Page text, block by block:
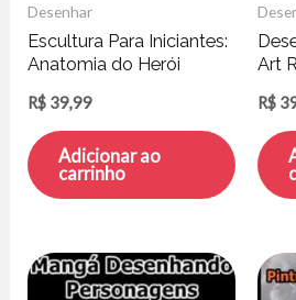
Desenhar
Escultura Para Iniciantes:
Anatomia do Herói
Claytrix
R$ 39,99
Adicionar ao
carrinho
Art
R$